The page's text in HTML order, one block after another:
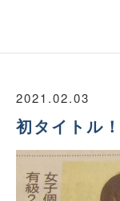
2021.02.03
初タイトル！